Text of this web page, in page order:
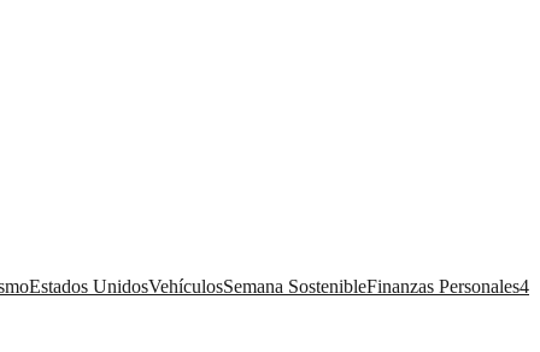
Estados UnidosVehículosSemana SostenibleFinanzas Personales4